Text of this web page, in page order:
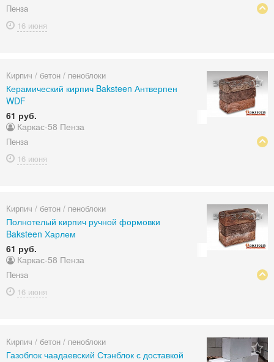
Пенза
16 июня
Кирпич / бетон / пеноблоки
Керамический кирпич Baksteen Антверпен
WDF
61 руб.
Каркас-58 Пенза
Пенза
16 июня
Кирпич / бетон / пеноблоки
Полнотелый кирпич ручной формовки
Baksteen Харлем
61 руб.
Каркас-58 Пенза
Пенза
16 июня
Кирпич / бетон / пеноблоки
Газоблок чаадаевский Стэнблок с доставкой